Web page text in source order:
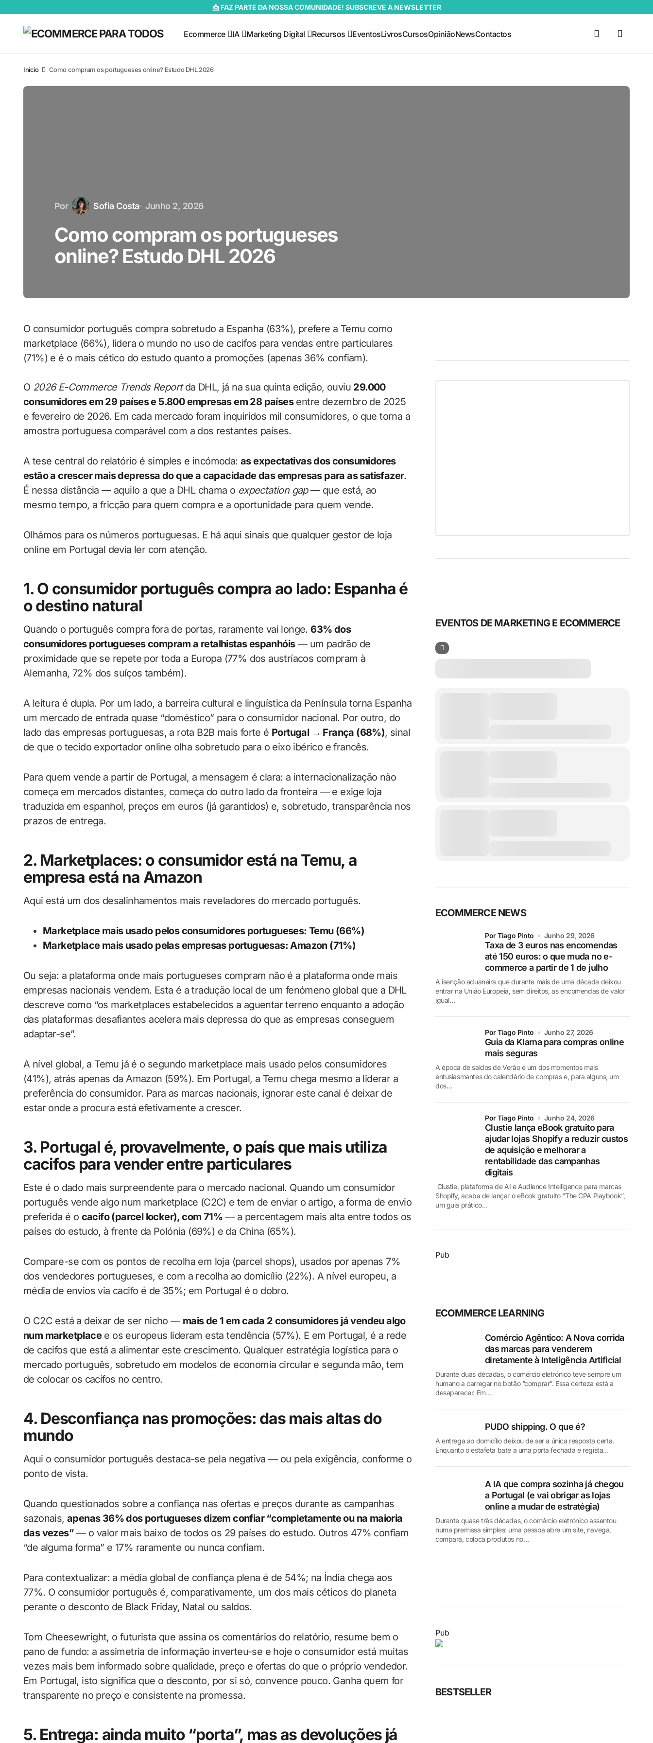
📩 FAZ PARTE DA NOSSA COMUNIDADE! SUBSCREVE A NEWSLETTER
Ecommerce IA Marketing Digital Recursos EventosLivrosCursosOpiniãoNewsContactos
Início Como compram os portugueses online? Estudo DHL 2026
Por Sofia Costa Junho 2, 2026
Como compram os portugueses
online? Estudo DHL 2026
O consumidor português compra sobretudo a Espanha (63%), prefere a Temu como
marketplace (66%), lidera o mundo no uso de cacifos para vendas entre particulares
(71%) e é o mais cético do estudo quanto a promoções (apenas 36% confiam).
O 2026 E-Commerce Trends Reportda DHL, já na sua quinta edição, ouviu 29.000
consumidores em 29 países e 5.800 empresas em 28 paísesentre dezembro de 2025
e fevereiro de 2026. Em cada mercado foram inquiridos mil consumidores, o que torna a
amostra portuguesa comparável com a dos restantes países.
A tese central do relatório é simples e incómoda: as expectativas dos consumidores
estão a crescer mais depressa do que a capacidade das empresas para as satisfazer.
É nessa distância — aquilo a que a DHL chama o expectation gap— que está, ao
mesmo tempo, a fricção para quem compra e a oportunidade para quem vende.
Olhámos para os números portuguesas. E há aqui sinais que qualquer gestor de loja
online em Portugal devia ler com atenção.
1. O consumidor português compra ao lado: Espanha é
o destino natural
Quando o português compra fora de portas, raramente vai longe. 63% dos
consumidores portugueses compram a retalhistas espanhóis— um padrão de
proximidade que se repete por toda a Europa (77% dos austríacos compram à
Alemanha, 72% dos suíços também).
A leitura é dupla. Por um lado, a barreira cultural e linguística da Península torna Espanha
um mercado de entrada quase “doméstico” para o consumidor nacional. Por outro, do
lado das empresas portuguesas, a rota B2B mais forte é Portugal → França (68%), sinal
de que o tecido exportador online olha sobretudo para o eixo ibérico e francês.
Para quem vende a partir de Portugal, a mensagem é clara: a internacionalização não
começa em mercados distantes, começa do outro lado da fronteira — e exige loja
traduzida em espanhol, preços em euros (já garantidos) e, sobretudo, transparência nos
prazos de entrega.
2. Marketplaces: o consumidor está na Temu, a
empresa está na Amazon
Aqui está um dos desalinhamentos mais reveladores do mercado português.
Marketplace mais usado pelos consumidores portugueses: Temu (66%)
Marketplace mais usado pelas empresas portuguesas: Amazon (71%)
Ou seja: a plataforma onde mais portugueses compram não é a plataforma onde mais
empresas nacionais vendem. Esta é a tradução local de um fenómeno global que a DHL
descreve como “os marketplaces estabelecidos a aguentar terreno enquanto a adoção
das plataformas desafiantes acelera mais depressa do que as empresas conseguem
adaptar-se”.
A nível global, a Temu já é o segundo marketplace mais usado pelos consumidores
(41%), atrás apenas da Amazon (59%). Em Portugal, a Temu chega mesmo a liderar a
preferência do consumidor. Para as marcas nacionais, ignorar este canal é deixar de
estar onde a procura está efetivamente a crescer.
3. Portugal é, provavelmente, o país que mais utiliza
cacifos para vender entre particulares
Este é o dado mais surpreendente para o mercado nacional. Quando um consumidor
português vende algo num marketplace (C2C) e tem de enviar o artigo, a forma de envio
preferida é o cacifo (parcel locker), com 71% — a percentagem mais alta entre todos os
países do estudo, à frente da Polónia (69%) e da China (65%).
Compare-se com os pontos de recolha em loja (parcel shops), usados por apenas 7%
dos vendedores portugueses, e com a recolha ao domicílio (22%). A nível europeu, a
média de envios via cacifo é de 35%; em Portugal é o dobro.
O C2C está a deixar de ser nicho — mais de 1 em cada 2 consumidores já vendeu algo
num marketplacee os europeus lideram esta tendência (57%). E em Portugal, é a rede
de cacifos que está a alimentar este crescimento. Qualquer estratégia logística para o
mercado português, sobretudo em modelos de economia circular e segunda mão, tem
de colocar os cacifos no centro.
4. Desconfiança nas promoções: das mais altas do
mundo
Aqui o consumidor português destaca-se pela negativa — ou pela exigência, conforme o
ponto de vista.
Quando questionados sobre a confiança nas ofertas e preços durante as campanhas
sazonais,apenas 36% dos portugueses dizem confiar “completamente ou na maioria
das vezes” — o valor mais baixo de todos os 29 países do estudo. Outros 47% confiam
“de alguma forma” e 17% raramente ou nunca confiam.
Para contextualizar: a média global de confiança plena é de 54%; na Índia chega aos
77%. O consumidor português é, comparativamente, um dos mais céticos do planeta
perante o desconto de Black Friday, Natal ou saldos.
Tom Cheesewright, o futurista que assina os comentários do relatório, resume bem o
pano de fundo: a assimetria de informação inverteu-se e hoje o consumidor está muitas
vezes mais bem informado sobre qualidade, preço e ofertas do que o próprio vendedor.
Em Portugal, isto significa que o desconto, por si só, convence pouco. Ganha quem for
transparente no preço e consistente na promessa.
5. Entrega: ainda muito “porta”, mas as devoluções já
EVENTOS DE MARKETING E ECOMMERCE
ECOMMERCE NEWS
Taxa de 3 euros nas encomendas
até 150 euros: o que muda no e-
commerce a partir de 1 de julho
por Tiago Pinto Junho 29, 2026
A isenção aduaneira que durante mais de uma década deixou
entrar na União Europeia, sem direitos, as encomendas de valor
igual…
Guia da Klarna para compras online
mais seguras
por Tiago Pinto Junho 27, 2026
A época de saldos de Verão é um dos momentos mais
entusiasmantes do calendário de compras e, para alguns, um
dos…
Clustie lança eBook gratuito para
ajudar lojas Shopify a reduzir custos
de aquisição e melhorar a
rentabilidade das campanhas
digitais
por Tiago Pinto Junho 24, 2026
Clustie, plataforma de AI e Audience Intelligence para marcas
Shopify, acaba de lançar o eBook gratuito “The CPA Playbook”,
um guia prático…
Pub
ECOMMERCE LEARNING
Comércio Agêntico: A Nova corrida
das marcas para venderem
diretamente à Inteligência Artificial
Durante duas décadas, o comércio eletrónico teve sempre um
humano a carregar no botão “comprar”. Essa certeza está a
desaparecer. Em…
PUDO shipping. O que é?
A entrega ao domicílio deixou de ser a única resposta certa.
Enquanto o estafeta bate a uma porta fechada e regista…
A IA que compra sozinha já chegou
a Portugal (e vai obrigar as lojas
online a mudar de estratégia)
Durante quase três décadas, o comércio eletrónico assentou
numa premissa simples: uma pessoa abre um site, navega,
compara, coloca produtos no…
Pub
BESTSELLER